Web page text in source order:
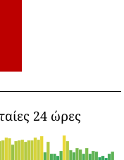
24 ώρες